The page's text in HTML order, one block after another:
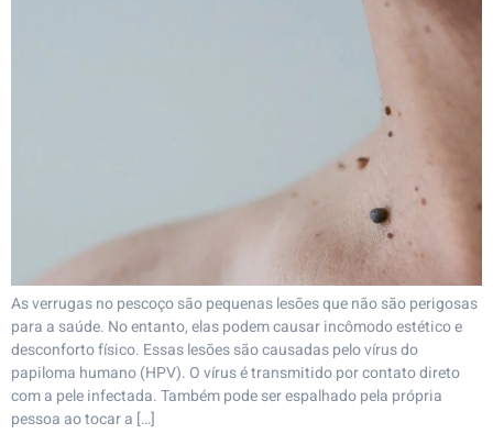
As verrugas no pescoço são pequenas lesões que não são perigosas
para a saúde. No entanto, elas podem causar incômodo estético e
desconforto físico. Essas lesões são causadas pelo vírus do
papiloma humano (HPV). O vírus é transmitido por contato direto
com a pele infectada. Também pode ser espalhado pela própria
pessoa ao tocar a […]